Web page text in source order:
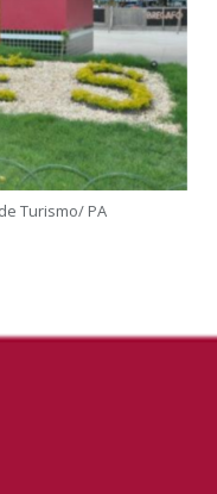
Turismo/ PA